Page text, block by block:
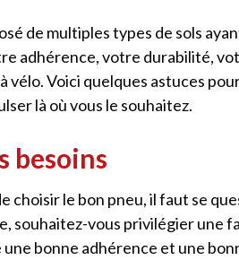
de multiples types de sols
adhérence, votre durabilité,
vélo. Voici quelques astuces
là où vous le souhaitez.
besoins
choisir le bon pneu, il faut se
souhaitez-vous privilégier une
bonne adhérence et une